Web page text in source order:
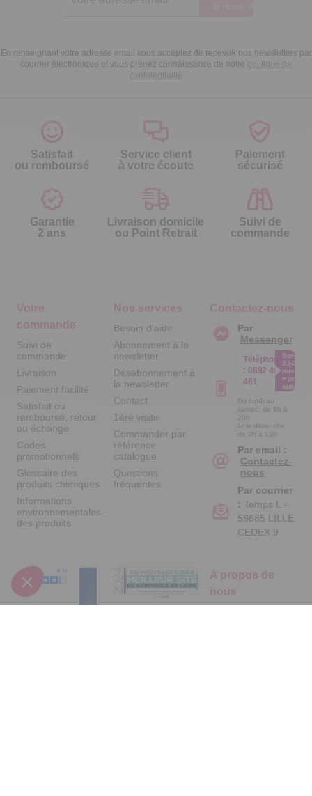
En renseignant votre adresse email vous acceptez de recevoir nos newsletters par
courrier électronique et vous prenez connaissance de notre politique de
confidentialité
Satisfait
ou remboursé
Service client
à votre écoute
Paiement
sécurisé
Garantie
2 ans
Livraison domicile
ou Point Retrait
Suivi de
commande
Votre
commande
Suivi de
commande
Livraison
Paiement facilité
Satisfait ou
remboursé, retour
ou échange
Codes
promotionnels
Glossaire des
produits chimiques
Informations
environnementales
des produits
Nos services
Besoin d'aide
Abonnement à la
newsletter
Désabonnement à
la newsletter
Contact
1ère visite
Commander par
référence
catalogue
Questions
fréquentes
A propos de
nous
Contactez-nous
Par
Messenger
Téléphone
: 0892 461
461
Service
0.50€ /
min
+ prix
appel
Du lundi au
samedi de 8h à
20h
et le dimanche
de 9h à 13h
Par email :
Contactez-
nous
Par courrier
: Temps L -
59685 LILLE
CEDEX 9